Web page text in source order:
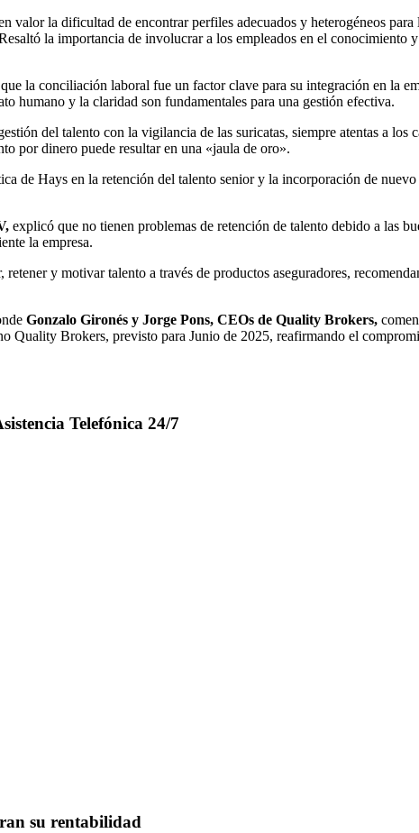
valor la dificultad de encontrar perfiles adecuados y heterogéneos
la importancia de involucrar a los empleados en el conocimiento
la conciliación laboral fue un factor clave para su integración en la
humano y la claridad son fundamentales para una gestión efectiva.
del talento con la vigilancia de las suricatas, siempre atentas a
por dinero puede resultar en una «jaula de oro».
de Hays en la retención del talento senior y la incorporación de
explicó que no tienen problemas de retención de talento debido a las
la empresa.
retener y motivar talento a través de productos aseguradores,
Gonzalo Gironés y Jorge Pons, CEOs de Quality Brokers,
Brokers, previsto para Junio de 2025, reafirmando el
Telefónica 24/7
su rentabilidad